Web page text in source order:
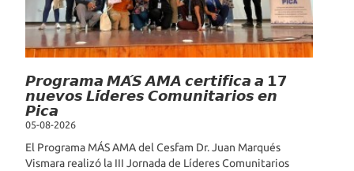
𝙋𝙧𝙤𝙜𝙧𝙖𝙢𝙖 𝙈𝘼́𝙎 𝘼𝙈𝘼 𝙘𝙚𝙧𝙩𝙞𝙛𝙞𝙘𝙖 𝙖 𝟭𝟳
𝙣𝙪𝙚𝙫𝙤𝙨 𝙇𝙞́𝙙𝙚𝙧𝙚𝙨 𝘾𝙤𝙢𝙪𝙣𝙞𝙩𝙖𝙧𝙞𝙤𝙨 𝙚𝙣
𝙋𝙞𝙘𝙖
05-08-2026
El Programa MÁS AMA del Cesfam Dr. Juan Marqués
Vismara realizó la III Jornada de Líderes Comunitarios